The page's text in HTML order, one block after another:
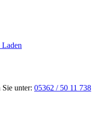
Sie unter: 05362 / 50 11 738